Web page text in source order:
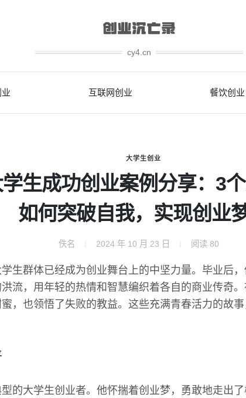
cy4.cn
互联网创业 餐饮创业
大学生创业
生成功创业案例分享：3
如何突破自我，实现创业
佚名 2024 年 10 月 23 日 阅读 80
生群体已经成为创业舞台上的中坚力量。毕业后
流，用年轻的热情和智慧编织着各自的商业传奇
，也领悟了失败的教益。这些充满青春活力的故
的大学生创业者。他怀揣着创业梦，勇敢地走出